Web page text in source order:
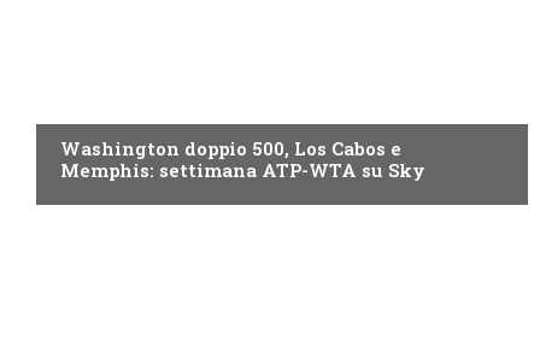
Washington doppio 500, Los Cabos e
Memphis: settimana ATP-WTA su Sky